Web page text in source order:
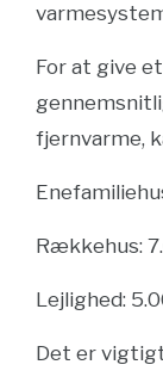
For at give
fjernvarme,
Rækkehus:
Lejlighed:
Det er